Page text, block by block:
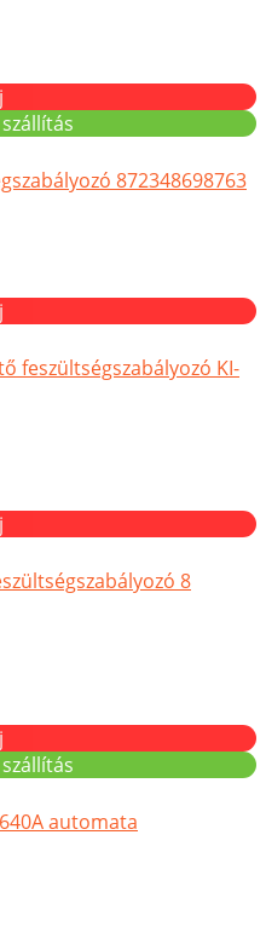
872348698763
feszültségszabályozó KI-
8
automata